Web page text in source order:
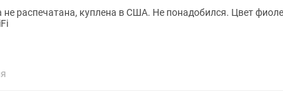
распечатана, куплена в США. Не понадобился. Цвет